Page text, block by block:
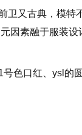
卫又古典，模特
因素融于服装设
色口红、ysl的圆